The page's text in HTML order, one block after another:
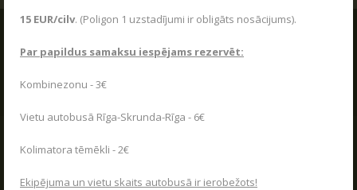
15 EUR/cilv. (Poligon 1 uzstadījumi ir obligāts nosācijums).
Par papildus samaksu iespējams rezervēt:
Kombinezonu - 3€
Vietu autobusā Rīga-Skrunda-Rīga - 6€
Kolimatora tēmēkli - 2€
Ekipējuma un vietu skaits autobusā ir ierobežots!